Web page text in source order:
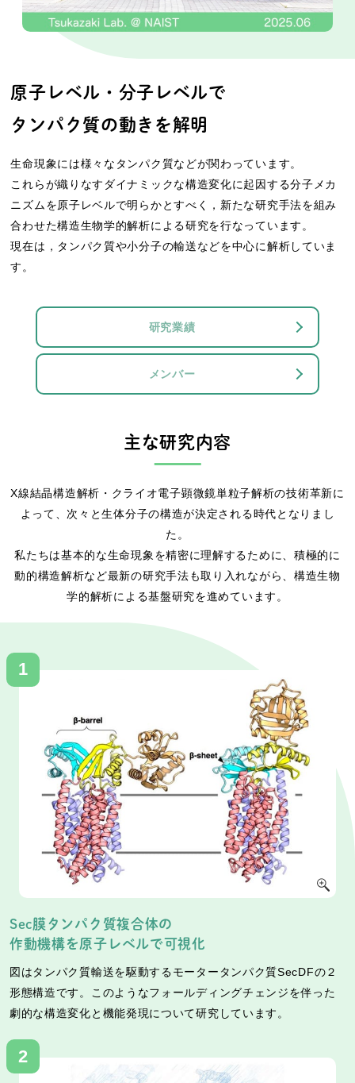
原子レベル・分子レベルで
タンパク質の動きを解明
生命現象には様々なタンパク質などが関わっています。
これらが織りなすダイナミックな構造変化に起因する分子メカ
ニズムを原子レベルで明らかとすべく，新たな研究手法を組み
合わせた構造生物学的解析による研究を行なっています。
現在は，タンパク質や小分子の輸送などを中心に解析していま
す。
研究業績
メンバー
主な研究内容
X線結晶構造解析・クライオ電子顕微鏡単粒子解析の技術革新に
よって、次々と生体分子の構造が決定される時代となりまし
た。
私たちは基本的な生命現象を精密に理解するために、積極的に
動的構造解析など最新の研究手法も取り入れながら、構造生物
学的解析による基盤研究を進めています。
Sec膜タンパク質複合体の
作動機構を原子レベルで可視化
図はタンパク質輸送を駆動するモータータンパク質SecDFの２
形態構造です。このようなフォールディングチェンジを伴った
劇的な構造変化と機能発現について研究しています。